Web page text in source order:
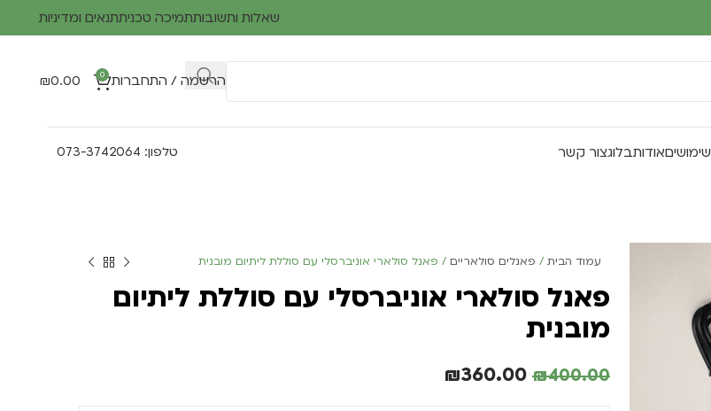
שאלות ותשובותתמיכה טכניתתנאים ומדיניות
הרשמה / התחברות 0
₪0.00
שימושיםאודותבלוגצור קשר טלפון: 073-3742064
עמוד הבית פאנלים סולאריים פאנל סולארי אוניברסלי עם סוללת ליתיום מובנית
פאנל סולארי אוניברסלי עם סוללת ליתיום
מובנית
₪400.00
₪360.00